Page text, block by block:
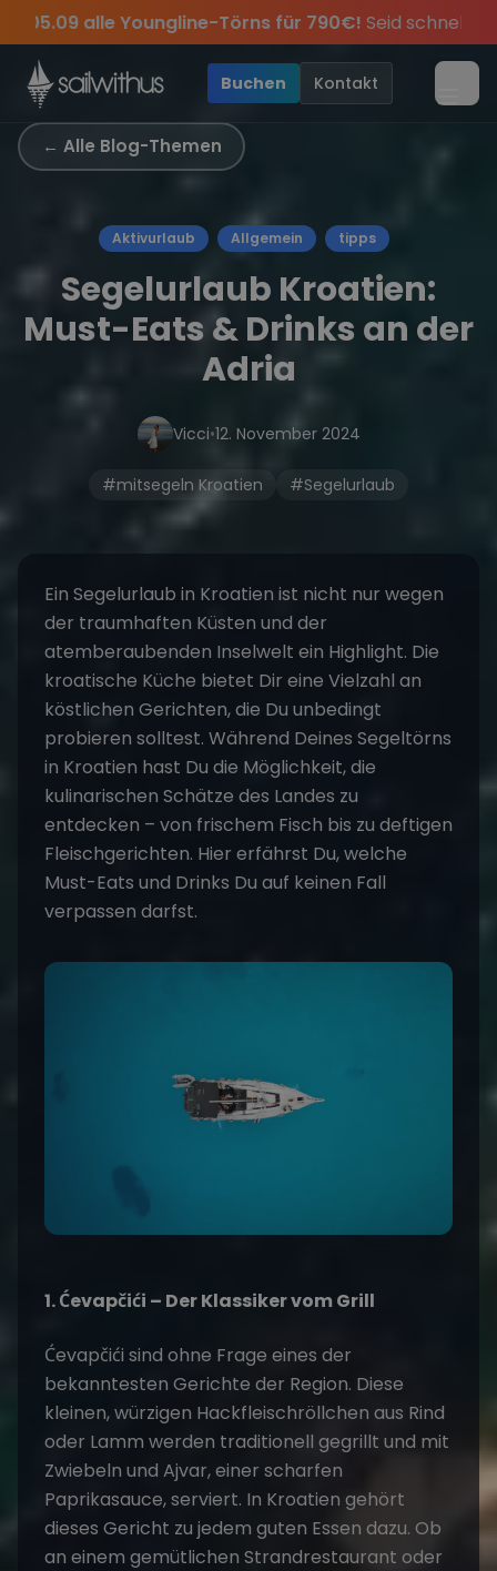
Skip to content
für 790€!Seid schnell und sichert euch die letzten
Sichere Dir jetztDein Meilenbuch und Deine
Angebote mehr Sowie20€ Rabatt auf deinen
sei dabei. Season Closing Party 2026!Die
Buchen Kontakt
← Alle Blog-Themen
Aktivurlaub Allgemein tipps
Segelurlaub Kroatien:
Must-Eats & Drinks an der
Adria
Vicci•12. November 2024
#mitsegeln Kroatien #Segelurlaub
Ein Segelurlaub in Kroatien ist nicht nur wegen
der traumhaften Küsten und der
atemberaubenden Inselwelt ein Highlight. Die
kroatische Küche bietet Dir eine Vielzahl an
köstlichen Gerichten, die Du unbedingt
probieren solltest. Während Deines Segeltörns
in Kroatien hast Du die Möglichkeit, die
kulinarischen Schätze des Landes zu
entdecken – von frischem Fisch bis zu deftigen
Fleischgerichten. Hier erfährst Du, welche
Must-Eats und Drinks Du auf keinen Fall
verpassen darfst.
1. Ćevapčići – Der Klassiker vom Grill
Ćevapčići sind ohne Frage eines der
bekanntesten Gerichte der Region. Diese
kleinen, würzigen Hackfleischröllchen aus Rind
oder Lamm werden traditionell gegrillt und mit
Zwiebeln und Ajvar, einer scharfen
Paprikasauce, serviert. In Kroatien gehört
dieses Gericht zu jedem guten Essen dazu. Ob
an einem gemütlichen Strandrestaurant oder